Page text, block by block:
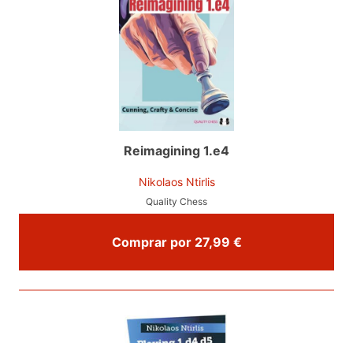
Reimagining 1.e4
Nikolaos Ntirlis
Quality Chess
Comprar por 27,99 €